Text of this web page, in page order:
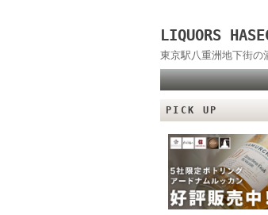
LIQUORS
東京駅八重洲地下街
PICK UP